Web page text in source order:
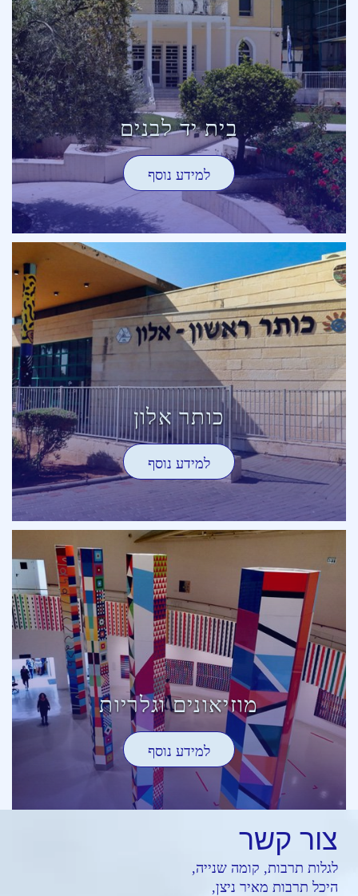
בית יד לבנים
למידע נוסף
כותר אלון
למידע נוסף
מוזיאונים וגלריות
למידע נוסף
צור קשר
לגלות תרבות, קומה שנייה,
היכל תרבות מאיר ניצן,